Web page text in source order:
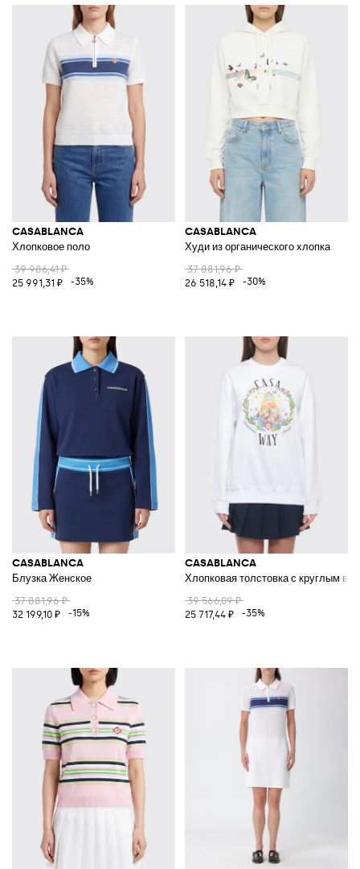
CASABLANCA
Хлопковое поло
39 986,41 ₽
25 991,31 ₽
-35%
CASABLANCA
Худи из органического хлопка
37 881,96 ₽
26 518,14 ₽
-30%
CASABLANCA
Блузка Женское
37 881,96 ₽
32 199,10 ₽
-15%
CASABLANCA
Хлопковая толстовка с круглым
39 566,09 ₽
25 717,44 ₽
-35%